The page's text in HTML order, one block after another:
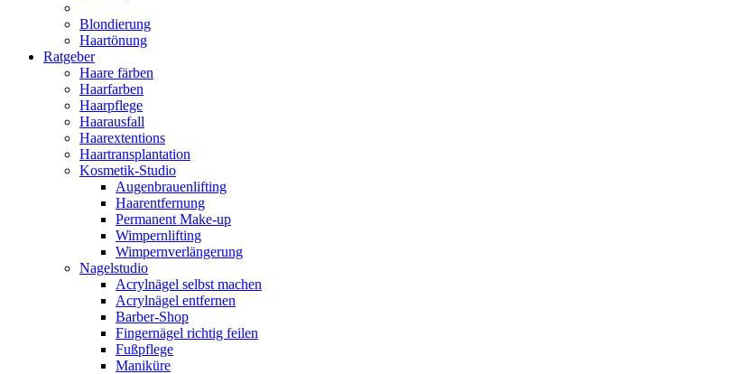
Blondierung
Haartönung
Ratgeber
Haare färben
Haarfarben
Haarpflege
Haarausfall
Haarextentions
Haartransplantation
Kosmetik-Studio
Augenbrauenlifting
Haarentfernung
Permanent Make-up
Wimpernlifting
Wimpernverlängerung
Nagelstudio
Acrylnägel selbst machen
Acrylnägel entfernen
Barber-Shop
Fingernägel richtig feilen
Fußpflege
Maniküre